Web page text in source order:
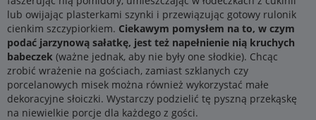
lub owijając plasterkami szynki i przewiązując gotowy rulonik
cienkim szczypiorkiem. Ciekawym pomysłem na to, w czym
podać jarzynową sałatkę, jest też napełnienie nią kruchych
babeczek (ważne jednak, aby nie były one słodkie). Chcąc
zrobić wrażenie na gościach, zamiast szklanych czy
porcelanowych misek można również wykorzystać małe
dekoracyjne słoiczki. Wystarczy podzielić tę pyszną przekąskę
na niewielkie porcje dla każdego z gości.